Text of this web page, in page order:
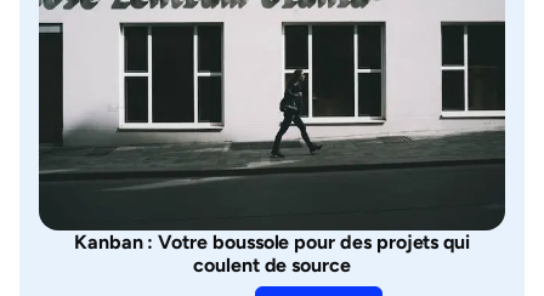
Kanban : Votre boussole pour des projets qui
coulent de source